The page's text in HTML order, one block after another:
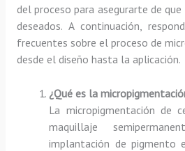
del proceso para asegurarte de
deseados. A continuación,
frecuentes sobre el proceso de
desde el diseño hasta la aplicación.
¿Qué es la
La micropigmentación de
maquillaje
implantación de pigmento